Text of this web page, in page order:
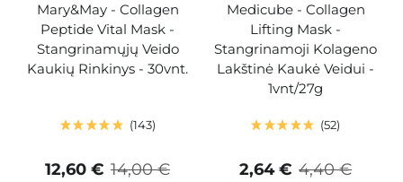
Mary&May - Collagen
Peptide Vital Mask -
Stangrinamųjų Veido
Kaukių Rinkinys - 30vnt.
143
14,00 €
12,60 €
Medicube - Collagen
Lifting Mask -
Stangrinamoji Kolageno
Lakštinė Kaukė Veidui -
1vnt/27g
52
4,40 €
2,64 €